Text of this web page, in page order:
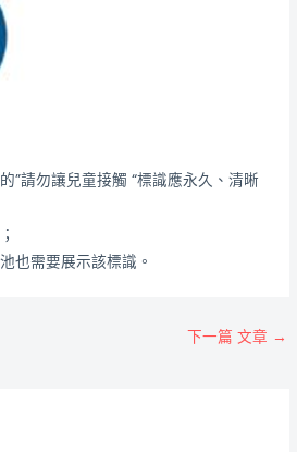
”請勿讓兒童接觸 “標識應永久、清晰
也需要展示該標識。
下一篇 文章 →